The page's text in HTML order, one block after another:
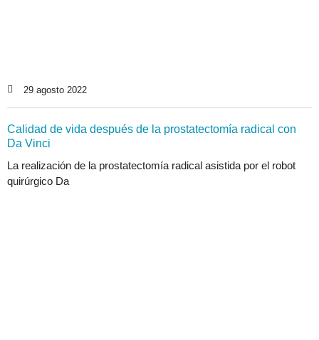
29 agosto 2022
Calidad de vida después de la prostatectomía radical con
Da Vinci
La realización de la prostatectomía radical asistida por el robot
quirúrgico Da